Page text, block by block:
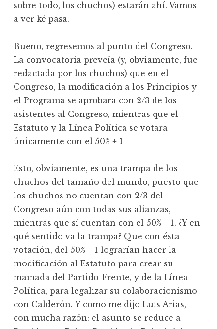
sobre todo, los chuchos) estarán ahí. Vamos
a ver ké pasa.
Bueno, regresemos al punto del Congreso.
La convocatoria preveía (y, obviamente, fue
redactada por los chuchos) que en el
Congreso, la modificación a los Principios y
el Programa se aprobara con 2/3 de los
asistentes al Congreso, mientras que el
Estatuto y la Línea Política se votara
únicamente con el 50% + 1.
Ésto, obviamente, es una trampa de los
chuchos del tamaño del mundo, puesto que
los chuchos no cuentan con 2/3 del
Congreso aún con todas sus alianzas,
mientras que sí cuentan con el 50% + 1. ¿Y en
qué sentido va la trampa? Que con ésta
votación, del 50% + 1 lograrían hacer la
modificación al Estatuto para crear su
mamada del Partido-Frente, y de la Línea
Política, para legalizar su colaboracionismo
con Calderón. Y como me dijo Luis Arias,
con mucha razón: el asunto se reduce a